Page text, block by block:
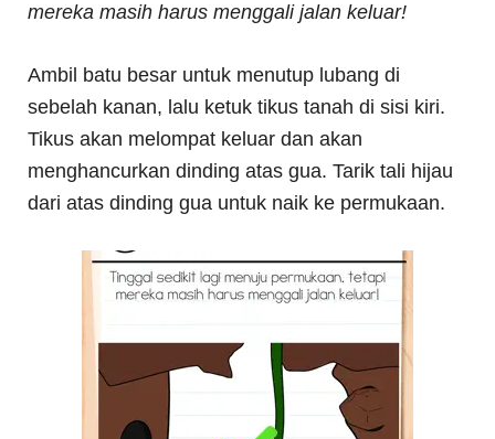
mereka masih harus menggali jalan keluar!
Ambil batu besar untuk menutup lubang di
sebelah kanan, lalu ketuk tikus tanah di sisi kiri.
Tikus akan melompat keluar dan akan
menghancurkan dinding atas gua. Tarik tali hijau
dari atas dinding gua untuk naik ke permukaan.